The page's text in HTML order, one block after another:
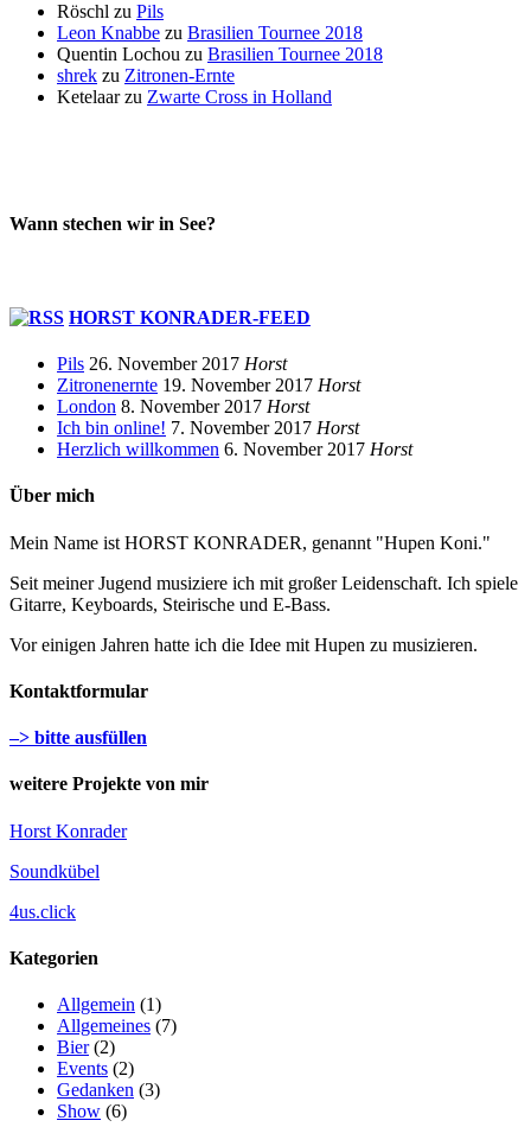
Röschl zu Pils
Leon Knabbe zu Brasilien Tournee 2018
Quentin Lochou zu Brasilien Tournee 2018
shrek zu Zitronen-Ernte
Ketelaarzu Zwarte Cross in Holland
Wann stechen wir in See?
HORST KONRADER-FEED
Pils 26. November 2017 Horst
Zitronenernte 19. November 2017 Horst
London 8. November 2017 Horst
Ich bin online! 7. November 2017 Horst
Herzlich willkommen 6. November 2017 Horst
Über mich
Mein Name ist HORST KONRADER, genannt "Hupen Koni."
Seit meiner Jugend musiziere ich mit großer Leidenschaft. Ich spiele
Gitarre, Keyboards, Steirische und E-Bass.
Vor einigen Jahren hatte ich die Idee mit Hupen zu musizieren.
Kontaktformular
–> bitte ausfüllen
weitere Projekte von mir
Horst Konrader
Soundkübel
4us.click
Kategorien
Allgemein (1)
Allgemeines (7)
Bier(2)
Events (2)
Gedanken (3)
Show (6)